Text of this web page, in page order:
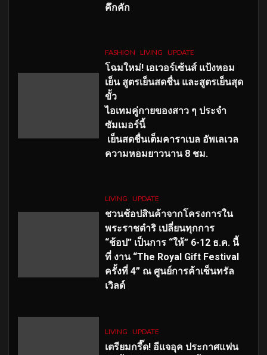
คึกคัก
FASHION LIVING UPDATE
โฉมใหม่! เอเวอร์เซ้นส์ แป้งหอม
เย็น สูตรเย็นสดชื่น และสูตรเย็นสุด
ขั้ว
ไอเทมคู่กายของสาว ๆ ประจำ
ซัมเมอร์นี้
เย็นสดชื่นเต็มคาราเบล อัพเลเวล
ความหอมยาวนาน 8 ชม.
LIVING UPDATE
ชวนช้อปสินค้าจากโครงการใน
พระราชดำริ เปลี่ยนทุกการ
“ช้อป” เป็นการ “ให้” 6-12 ธ.ค. นี้
ที่ งาน “The Royal Gift Festival
ครั้งที่ 4” ณ ศูนย์การค้าเซ็นทรัล
เวิลด์
LIVING UPDATE
เตรียมกรี๊ด! อีแจอุค ประกาศแฟน